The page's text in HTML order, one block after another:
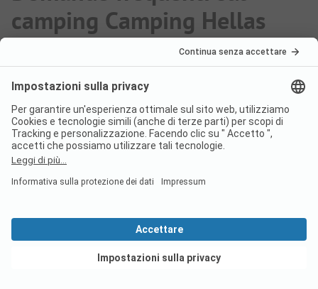
camping Camping Hellas
campeggio Camping Hellas?
Sì, gli animali domestici sono ammessi nel
campeggio.
Quanto costa un soggiorno nel
Vedi offerte